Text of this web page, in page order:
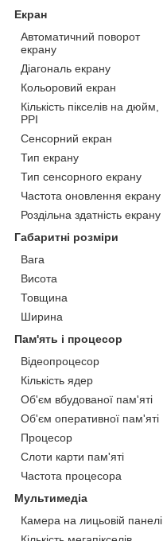
Екран
Автоматичний поворот
екрану
Діагональ екрану
Кольоровий екран
Кількість пікселів на дюйм,
PPI
Сенсорний екран
Тип екрану
Тип сенсорного екрану
Частота оновлення екрану
Роздільна здатність екрану
Габаритні розміри
Вага
Висота
Товщина
Ширина
Пам'ять і процесор
Відеопроцесор
Кількість ядер
Об'єм вбудованої пам'яті
Об'єм оперативної пам'яті
Процесор
Слоти карти пам'яті
Частота процесора
Мультимедіа
Камера на лицьовій панелі